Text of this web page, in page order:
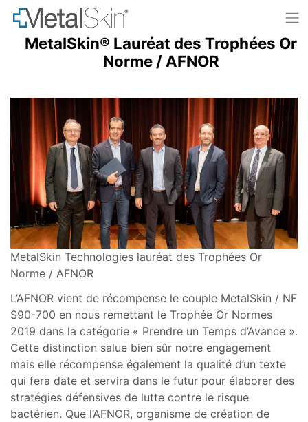
MetalSkin® Lauréat des Trophées Or
Norme / AFNOR
MetalSkin Technologies lauréat des Trophées Or
Norme / AFNOR
L’AFNOR vient de récompense le couple MetalSkin / NF
S90-700 en nous remettant le Trophée Or Normes
2019 dans la catégorie « Prendre un Temps d’Avance ».
Cette distinction salue bien sûr notre engagement
mais elle récompense également la qualité d’un texte
qui fera date et servira dans le futur pour élaborer des
stratégies défensives de lutte contre le risque
bactérien. Que l’AFNOR, organisme de création de